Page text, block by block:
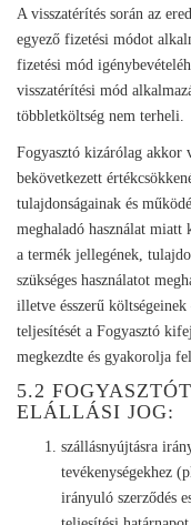
A visszatérítés során az
egyező fizetési módot
fizetési mód
visszatérítési mód
többletköltség nem terheli.
Fogyasztó kizárólag akkor
bekövetkezett
tulajdonságainak és
meghaladó használat
a termék jellegének,
szükséges használatot
illetve ésszerű
teljesítését a Fogyasztó
megkezdte és gyakorolja
5.2
ELÁLLÁSI JOG:
szállásnyújtásra
tevékenységekhez
irányuló szerződés